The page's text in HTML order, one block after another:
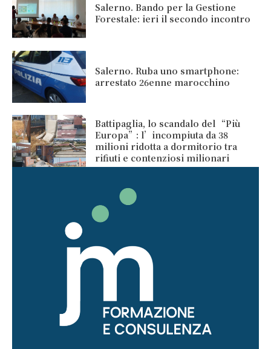
Salerno. Bando per la Gestione
Forestale: ieri il secondo incontro
Salerno. Ruba uno smartphone:
arrestato 26enne marocchino
Battipaglia, lo scandalo del “Più
Europa”: l’incompiuta da 38
milioni ridotta a dormitorio tra
rifiuti e contenziosi milionari